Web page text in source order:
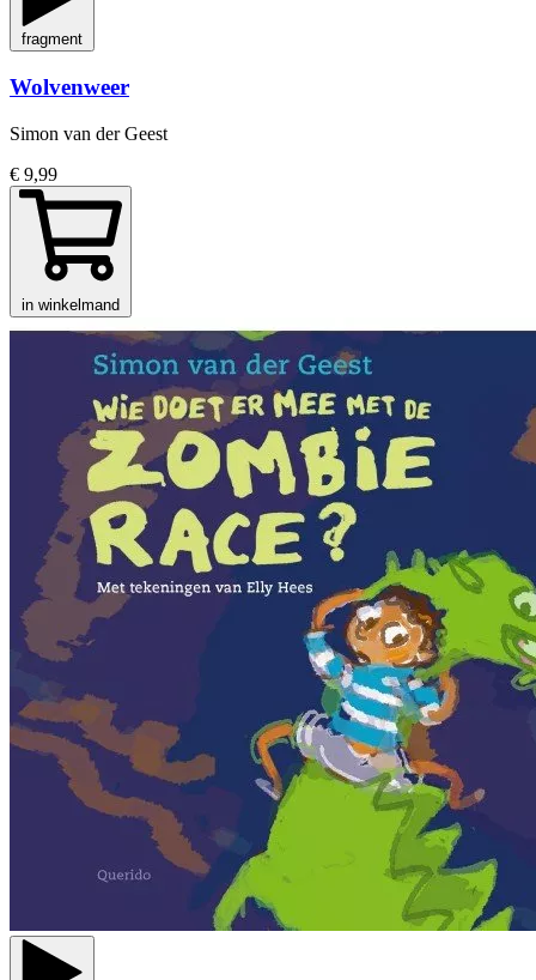
fragment
Wolvenweer
Simon van der Geest
€ 9,99
in winkelmand